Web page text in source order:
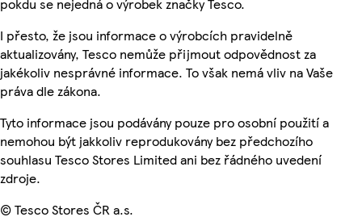
I přesto, že jsou informace o výrobcích pravidelně
aktualizovány, Tesco nemůže přijmout odpovědnost za
jakékoliv nesprávné informace. To však nemá vliv na Vaše
práva dle zákona.
Tyto informace jsou podávány pouze pro osobní použití a
nemohou být jakkoliv reprodukovány bez předchozího
souhlasu Tesco Stores Limited ani bez řádného uvedení
zdroje.
© Tesco Stores ČR a.s.